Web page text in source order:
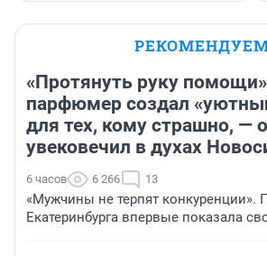
«Протянуть руку
парфюмер создал
для тех, кому страшно, —
увековечил в духах
6 часов 6 266 13
«Мужчины не терпят конкуренции».
Екатеринбурга впервые показала